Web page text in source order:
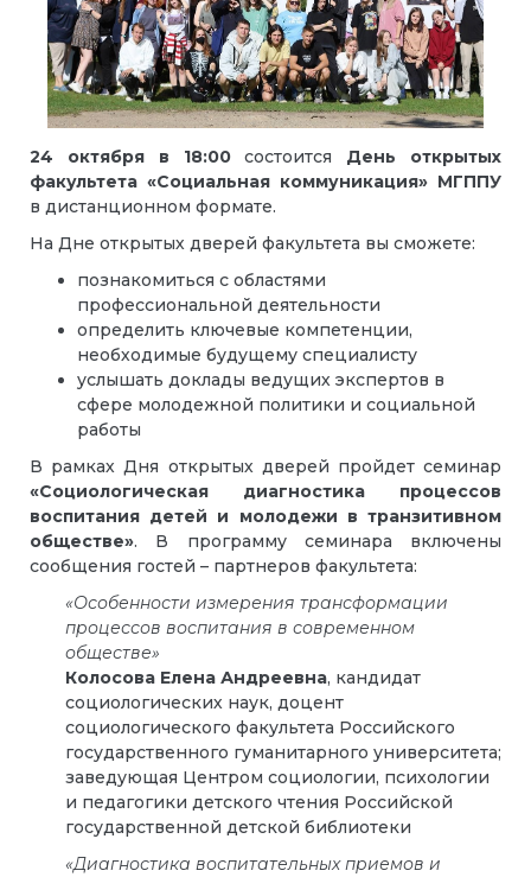
24 октября в 18:00состоится День открытых
факультета «Социальная коммуникация» МГППУ
в дистанционном формате.
На Дне открытых дверей факультета вы сможете:
познакомиться с областями
профессиональной деятельности
определить ключевые компетенции,
необходимые будущему специалисту
услышать доклады ведущих экспертов в
сфере молодежной политики и социальной
работы
В рамках Дня открытых дверей пройдет семинар
«Социологическая диагностика процессов
воспитания детей и молодежи в транзитивном
обществе». В программу семинара включены
сообщения гостей – партнеров факультета:
«Особенности измерения трансформации
процессов воспитания в современном
обществе»
Колосова Елена Андреевна, кандидат
социологических наук, доцент
социологического факультета Российского
государственного гуманитарного университета;
заведующая Центром социологии, психологии
и педагогики детского чтения Российской
государственной детской библиотеки
«Диагностика воспитательных приемов и